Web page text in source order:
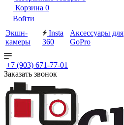
Корзина 0
Войти
Экшн-
камеры
Insta
360
Аксессуары для
GoPro
+7 (903) 671-77-01
Заказать звонок